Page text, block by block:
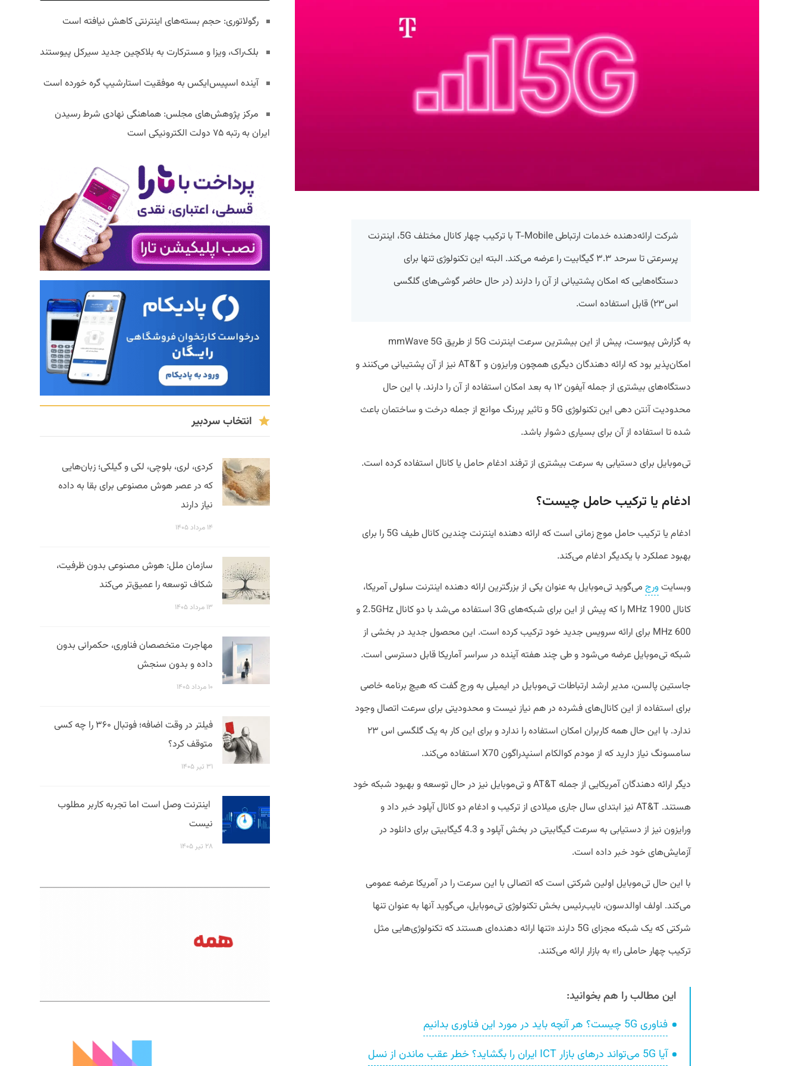
شرکت ارائه‌دهنده خدمات ارتباطی T-Mobile با ترکیب چهار کانال مختلف 5G، اینترنت
پرسرعتی تا سرحد ۳.۳ گیگابیت را عرضه می‌کند. البته این تکنولوژی تنها برای
دستگاه‌هایی که امکان پشتیبانی از آن را دارند (در حال حاضر گوشی‌های گلگسی
اس۲۳) قابل استفاده است.
به گزارش پیوست، پیش از این بیشترین سرعت اینترنت 5G از طریق mmWave 5G
امکان‌پذیر بود که ارائه دهندگان دیگری همچون ورایزون و AT&T نیز از آن پشتیبانی می‌کنند و
دستگاه‌های بیشتری از جمله آیفون ۱۲ به بعد امکان استفاده از آن را دارند. با این حال
محدودیت آنتن دهی این تکنولوژی 5G و تاثیر پررنگ موانع از جمله درخت و ساختمان باعث
شده تا استفاده از آن برای بسیاری دشوار باشد.
تی‌موبایل برای دستیابی به سرعت بیشتری از ترفند ادغام حامل یا کانال استفاده کرده است.
ادغام یا ترکیب حامل چیست؟
ادغام یا ترکیب حامل موج زمانی است که ارائه دهنده اینترنت چندین کانال طیف 5G را برای
بهبود عملکرد با یکدیگر ادغام می‌کند.
وبسایتورج می‌گوید تی‌موبایل به عنوان یکی از بزرگترین ارائه دهنده اینترنت سلولی آمریکا،
کانال 1900 MHz را که پیش از این برای شبکه‌های 3G استفاده می‌شد با دو کانال 2.5GHz و
600 MHz برای ارائه سرویس جدید خود ترکیب کرده است. این محصول جدید در بخشی از
شبکه تی‌موبایل عرضه می‌شود و طی چند هفته آینده در سراسر آماریکا قابل دسترسی است.
جاستین پالسن، مدیر ارشد ارتباطات تی‌موبایل در ایمیلی به ورج گفت که هیچ برنامه خاصی
برای استفاده از این کانال‌های فشرده در هم نیاز نیست و محدودیتی برای سرعت اتصال وجود
ندارد. با این حال همه کاربران امکان استفاده را ندارد و برای این کار به یک گلگسی اس ۲۳
سامسونگ نیاز دارید که از مودم کوالکام اسنپدراگون X70 استفاده می‌کند.
دیگر ارائه دهندگان آمریکایی از جمله AT&T و تی‌موبایل نیز در حال توسعه و بهبود شبکه خود
هستند. AT&T نیز ابتدای سال جاری میلادی از ترکیب و ادغام دو کانال آپلود خبر داد و
ورایزون نیز از دستیابی به سرعت گیگابیتی در بخش آپلود و 4.3 گیگابیتی برای دانلود در
آزمایش‌های خود خبر داده است.
با این حال تی‌موبایل اولین شرکتی است که اتصالی با این سرعت را در آمریکا عرضه عمومی
می‌کند. اولف اوالدسون، نایب‌رئیس بخش تکنولوژی تی‌موبایل، می‌گوید آنها به عنوان تنها
شرکتی که یک شبکه مجزای 5G دارند «تنها ارائه دهنده‌ای هستند که تکنولوژی‌هایی مثل
ترکیب چهار حاملی را» به بازار ارائه می‌کنند.
این مطالب را هم بخوانید:
فناوری 5G چیست؟ هر آنچه باید در مورد این فناوری بدانیم
آیا 5G می‌تواند درهای بازار ICT ایران را بگشاید؟ خطر عقب ‌ماندن از نسل
رگولاتوری: حجم بسته‌های اینترنتی کاهش نیافته است
بلک‌راک، ویزا و مسترکارت به بلاکچین جدید سیرکل پیوستند
آینده اسپیس‌ایکس به موفقیت استارشیپ گره خورده است
مرکز پژوهش‌های مجلس: هماهنگی نهادی شرط رسیدن
ایران به رتبه ۷۵ دولت الکترونیکی است
انتخاب سردبیر
کردی، لری، بلوچی، لکی و گیلکی؛ زبان‌هایی
که در عصر هوش مصنوعی برای بقا به داده
نیاز دارند
۱۴ مرداد ۱۴۰۵
سازمان ملل: هوش مصنوعی بدون ظرفیت،
شکاف توسعه را عمیق‌تر می‌کند
۱۳ مرداد ۱۴۰۵
مهاجرت متخصصان فناوری، حکمرانی بدون
داده و بدون سنجش
۱۰ مرداد ۱۴۰۵
فیلتر در وقت اضافه؛ فوتبال ۳۶۰ را چه کسی
متوقف کرد؟
۳۱ تیر ۱۴۰۵
اینترنت وصل است اما تجربه کاربر مطلوب
نیست
۲۸ تیر ۱۴۰۵